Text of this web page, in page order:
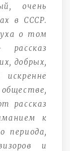
очень
в СССР.
о том
добрых,
рассказ
к
периода,
и